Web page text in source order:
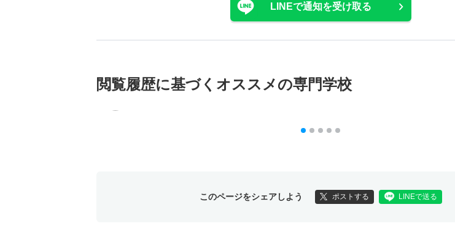
LINEで通知を受け取る
閲覧履歴に基づく オススメの専門学校
このページをシェアしよう ポストする LINEで送る